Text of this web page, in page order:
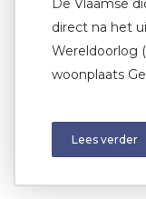
De Vlaamse
direct na het
Wereldoorlog
woonplaats
Lees verder